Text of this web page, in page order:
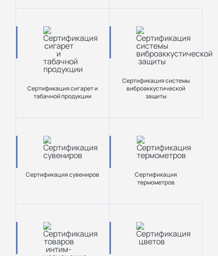
Сертификация сигарет и
табачной продукции
Сертификация системы
виброаккустической
защиты
Сертификация сувениров
Сертификация
термометров